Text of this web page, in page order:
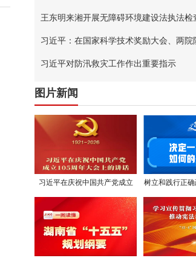
王东明来湘开展无障碍环境建设法执法检
习近平：在国家科学技术奖励大会、两院
中国科协第十一次全国代表大会上的讲话
习近平对防汛救灾工作作出重要指示
图片新闻
习近平在庆祝中国共产党成立
105周年大会上的讲话，学金
句，悟深意！
树立和践行正
提出